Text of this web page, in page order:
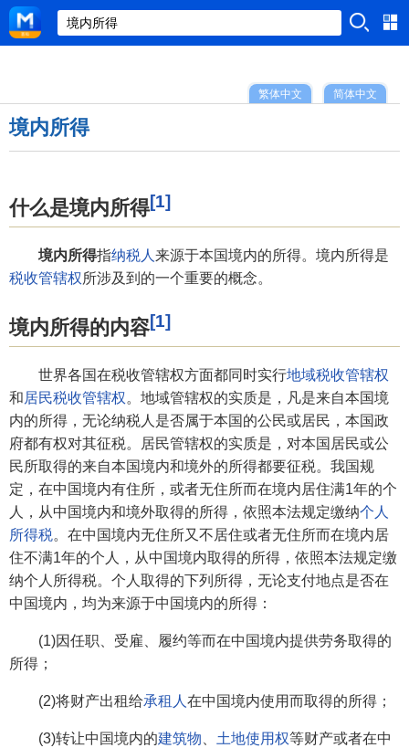
简体中文
繁体中文
境内所得
什么是境内所得[1]
境内所得指纳税人 来源于本国境内的所得。境内所得是
税收管辖权所涉及到的一个重要的概念。
境内所得的内容[1]
世界各国在税收管辖权方面都同时实行地域税收管辖权
和居民税收管辖权。地域管辖权的实质是，凡是来自本国境
内的所得，无论纳税人是否属于本国的公民或居民，本国政
府都有权对其征税。居民管辖权的实质是，对本国居民或公
民所取得的来自本国境内和境外的所得都要征税。我国规
定，在中国境内有住所，或者无住所而在境内居住满1年的个
人，从中国境内和境外取得的所得，依照本法规定缴纳个人
所得税。在中国境内无住所又不居住或者无住所而在境内居
住不满1年的个人，从中国境内取得的所得，依照本法规定缴
纳个人所得税。个人取得的下列所得，无论支付地点是否在
中国境内，均为来源于中国境内的所得：
(1)因任职、受雇、履约等而在中国境内提供劳务取得的
所得；
(2)将财产出租给承租人 在中国境内使用而取得的所得；
(3)转让中国境内的建筑物 土地使用权等财产或者在中